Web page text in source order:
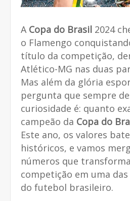
A Copa do Brasil 2024
o Flamengo
título da competição,
Atlético-MG nas duas
Mas além da glória
pergunta que sempre
curiosidade é: quanto
campeão da Copa do
Este ano, os valores
históricos, e vamos
números que
competição em uma
do futebol brasileiro.